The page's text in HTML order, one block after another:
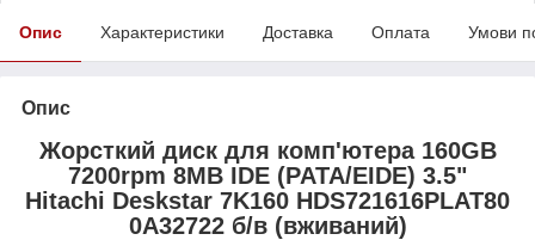
Опис Характеристики Доставка Оплата Умови
Опис
Жорсткий диск для комп'ютера 160GB
7200rpm 8MB IDE (PATA/EIDE) 3.5"
Hitachi Deskstar 7K160 HDS721616PLAT80
0A32722 б/в (вживаний)